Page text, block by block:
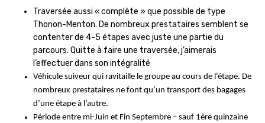
Traversée aussi « complète » que possible de type
Thonon-Menton. De nombreux prestataires semblent se
contenter de 4-5 étapes avec juste une partie du
parcours. Quitte à faire une traversée, j’aimerais
l’effectuer dans son intégralité
Véhicule suiveur qui ravitaille le groupe au cours de l’étape. De
nombreux prestataires ne font qu’un transport des bagages
d’une étape à l’autre.
Période entre mi-Juin et Fin Septembre – sauf 1ère quinzaine